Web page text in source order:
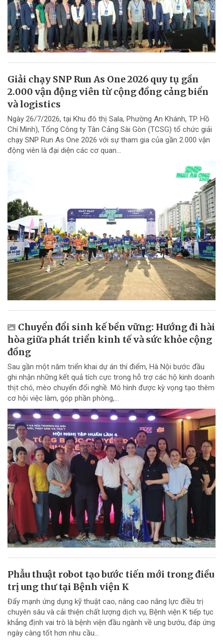
Giải chạy SNP Run As One 2026 quy tụ gần
2.000 vận động viên từ cộng đồng cảng biển
và logistics
Ngày 26/7/2026, tại Khu đô thị Sala, Phường An Khánh, TP. Hồ
Chí Minh), Tổng Công ty Tân Cảng Sài Gòn (TCSG) tổ chức giải
chạy SNP Run As One 2026 với sự tham gia của gần 2.000 vận
động viên là đại diện các cơ quan...
Chuyển đổi sinh kế bền vững: Hướng đi hài
hòa giữa phát triển kinh tế và sức khỏe cộng
đồng
Sau gần một năm triển khai dự án thí điểm, Hà Nội bước đầu
ghi nhận những kết quả tích cực trong hỗ trợ các hộ kinh doanh
thịt chó, mèo chuyển đổi nghề. Mô hình được kỳ vọng tạo thêm
cơ hội việc làm, góp phần phòng,...
Phẫu thuật robot tạo bước tiến mới trong điều
trị ung thư tại Bệnh viện K
Đẩy mạnh ứng dụng kỹ thuật cao, nâng cao năng lực điều trị
chuyên sâu và cải thiện chất lượng dịch vụ, Bệnh viện K tiếp tục
khẳng định vai trò là bệnh viện đầu ngành về ung bướu, đáp ứng
ngày càng tốt hơn nhu cầu...